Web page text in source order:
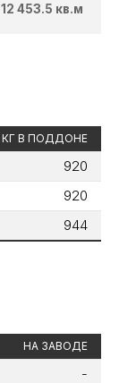
12 453.5 кв.м
КГ В ПОДДОНЕ
920
920
944
НА ЗАВОДЕ
-